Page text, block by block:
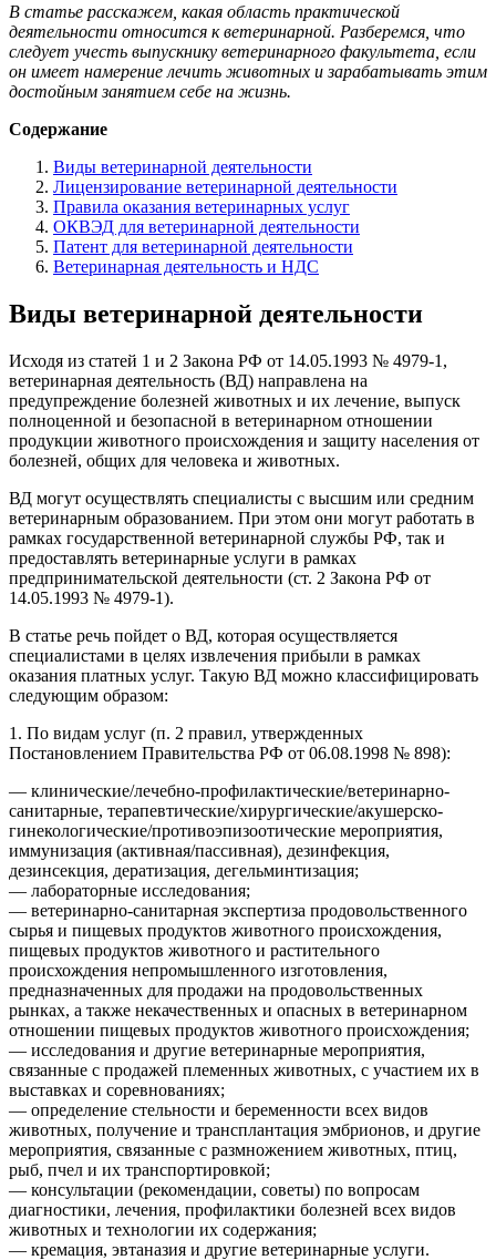
В статье расскажем, какая область практической
деятельности относится к ветеринарной. Разберемся, что
следует учесть выпускнику ветеринарного факультета, если
он имеет намерение лечить животных и зарабатывать этим
достойным занятием себе на жизнь.
Содержание
Виды ветеринарной деятельности
Лицензирование ветеринарной деятельности
Правила оказания ветеринарных услуг
ОКВЭД для ветеринарной деятельности
Патент для ветеринарной деятельности
Ветеринарная деятельность и НДС
Виды ветеринарной деятельности
Исходя из статей 1 и 2 Закона РФ от 14.05.1993 № 4979-1,
ветеринарная деятельность (ВД) направлена на
предупреждение болезней животных и их лечение, выпуск
полноценной и безопасной в ветеринарном отношении
продукции животного происхождения и защиту населения от
болезней, общих для человека и животных.
ВД могут осуществлять специалисты с высшим или средним
ветеринарным образованием. При этом они могут работать в
рамках государственной ветеринарной службы РФ, так и
предоставлять ветеринарные услуги в рамках
предпринимательской деятельности (ст. 2 Закона РФ от
14.05.1993 № 4979-1).
В статье речь пойдет о ВД, которая осуществляется
специалистами в целях извлечения прибыли в рамках
оказания платных услуг. Такую ВД можно классифицировать
следующим образом:
1. По видам услуг (п. 2 правил, утвержденных
Постановлением Правительства РФ от 06.08.1998 № 898):
— клинические/лечебно-профилактические/ветеринарно-
санитарные, терапевтические/хирургические/акушерско-
гинекологические/противоэпизоотические мероприятия,
иммунизация (активная/пассивная), дезинфекция,
дезинсекция, дератизация, дегельминтизация;
— лабораторные исследования;
— ветеринарно-санитарная экспертиза продовольственного
сырья и пищевых продуктов животного происхождения,
пищевых продуктов животного и растительного
происхождения непромышленного изготовления,
предназначенных для продажи на продовольственных
рынках, а также некачественных и опасных в ветеринарном
отношении пищевых продуктов животного происхождения;
— исследования и другие ветеринарные мероприятия,
связанные с продажей племенных животных, с участием их в
выставках и соревнованиях;
— определение стельности и беременности всех видов
животных, получение и трансплантация эмбрионов, и другие
мероприятия, связанные с размножением животных, птиц,
рыб, пчел и их транспортировкой;
— консультации (рекомендации, советы) по вопросам
диагностики, лечения, профилактики болезней всех видов
животных и технологии их содержания;
— кремация, эвтаназия и другие ветеринарные услуги.